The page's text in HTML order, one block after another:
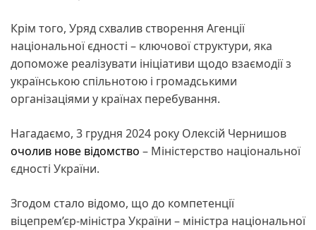
Крім того, Уряд схвалив створення Агенції
національної єдності – ключової структури, яка
допоможе реалізувати ініціативи щодо взаємодії з
українською спільнотою і громадськими
організаціями у країнах перебування.
Нагадаємо, 3 грудня 2024 року Олексій Чернишов
очолив нове відомство – Міністерство національної
єдності України.
Згодом стало відомо, що до компетенції
віцепрем’єр-міністра України – міністра національної